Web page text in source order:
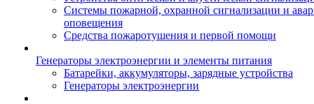
Системы пожарной, охранной сигнализации и
оповещения
Средства пожаротушения и первой помощи
Генераторы электроэнергии и элементы питания
Батарейки, аккумуляторы, зарядные устройства
Генераторы электроэнергии